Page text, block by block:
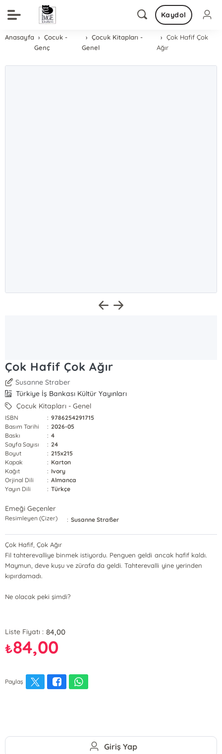
Kaydol
Anasayfa
Çocuk -
Genç
Çocuk Kitapları -
Genel
Çok Hafif Çok
Ağır
Çok Hafif Çok Ağır
Susanne Straber
Türkiye İş Bankası Kültür Yayınları
Çocuk Kitapları - Genel
ISBN : 9786254291715
Basım Tarihi
: 2026-05
Baskı
: 4
Sayfa Sayısı
: 24
Boyut
: 215x215
Kapak
: Karton
Kağıt
: Ivory
Orjinal Dili
: Almanca
Yayın Dili
: Türkçe
Emeği Geçenler
Resimleyen (Çizer) : Susanne Straßer
Çok Hafif, Çok Ağır
Fil tahterevalliye binmek istiyordu. Penguen geldi ancak hafif kaldı.
Maymun, deve kuşu ve zürafa da geldi. Tahterevalli yine yerinden
kıpırdamadı.
Ne olacak peki şimdi?
Liste Fiyatı : 84,00
₺84,00
Paylaş
Giriş Yap